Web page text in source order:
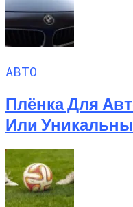
АВТО
Плёнка Для
Или